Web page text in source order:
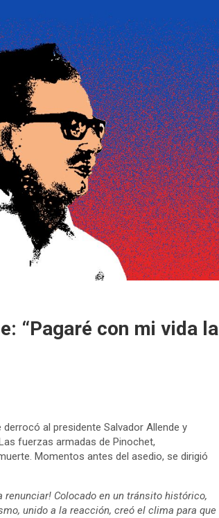
“Pagaré con mi vida la
al presidente Salvador Allende y
fuerzas armadas de Pinochet,
Momentos antes del asedio, se dirigió
renunciar! Colocado en un tránsito histórico,
unido a la reacción, creó el clima para que